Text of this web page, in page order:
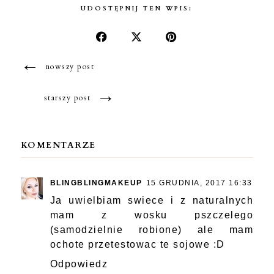
UDOSTĘPNIJ TEN WPIS:
← nowszy post
starszy post →
KOMENTARZE
BLINGBLINGMAKEUP 15 GRUDNIA, 2017 16:33
Ja uwielbiam swiece i z naturalnych
mam z wosku pszczelego
(samodzielnie robione) ale mam
ochote przetestowac te sojowe :D
Odpowiedz